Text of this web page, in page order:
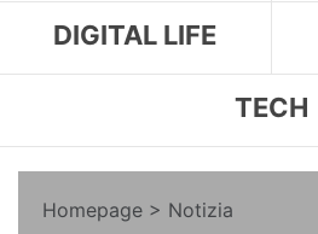
DIGITAL LIFE
TECH
Homepage > Notizia